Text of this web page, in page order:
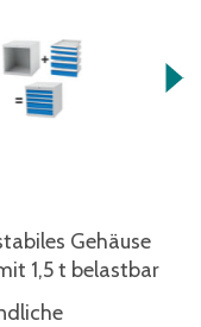
Gehäuse
1,5 t belastbar